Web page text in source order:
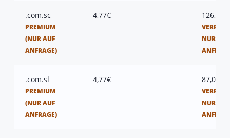
.com.sc
PREMIUM
(NUR AUF
ANFRAGE)
4,77€ 126,50€
NUR AUF
.com.sl
PREMIUM
(NUR AUF
ANFRAGE)
4,77€ 87,00€
NUR AUF